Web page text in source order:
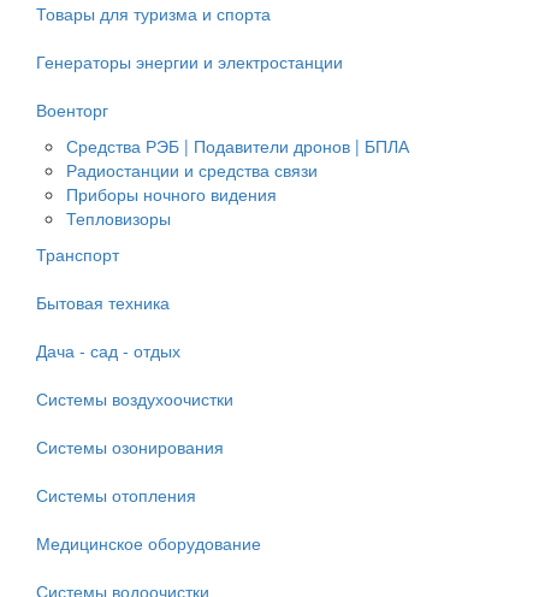
Товары для туризма и спорта
Генераторы энергии и электростанции
Военторг
Средства РЭБ | Подавители дронов | БПЛА
Радиостанции и средства связи
Приборы ночного видения
Тепловизоры
Транспорт
Бытовая техника
Дача - сад - отдых
Системы воздухоочистки
Системы озонирования
Системы отопления
Медицинское оборудование
Системы водоочистки